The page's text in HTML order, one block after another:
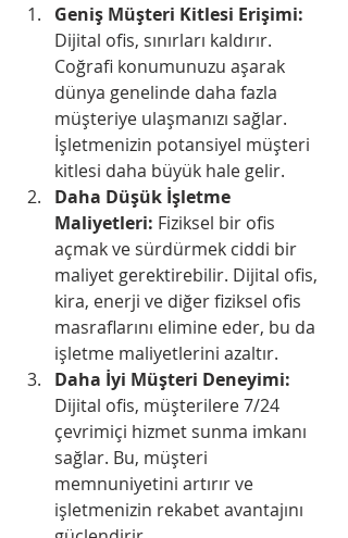
Geniş Müşteri Kitlesi Erişimi:
Dijital ofis, sınırları kaldırır.
Coğrafi konumunuzu aşarak
dünya genelinde daha fazla
müşteriye ulaşmanızı sağlar.
İşletmenizin potansiyel müşteri
kitlesi daha büyük hale gelir.
Daha Düşük İşletme
Maliyetleri: Fiziksel bir ofis
açmak ve sürdürmek ciddi bir
maliyet gerektirebilir. Dijital ofis,
kira, enerji ve diğer fiziksel ofis
masraflarını elimine eder, bu da
işletme maliyetlerini azaltır.
Daha İyi Müşteri Deneyimi:
Dijital ofis, müşterilere 7/24
çevrimiçi hizmet sunma imkanı
sağlar. Bu, müşteri
memnuniyetini artırır ve
işletmenizin rekabet avantajını